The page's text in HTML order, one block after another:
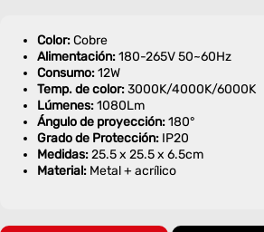
Color:Cobre
Alimentación:180-265V 50~60Hz
Consumo:12W
Temp. de color:3000K/4000K/6000K
Lúmenes:1080Lm
Ángulo de proyección:180°
Grado de Protección: IP20
Medidas:25.5 x 25.5 x 6.5cm
Material: Metal + acrílico